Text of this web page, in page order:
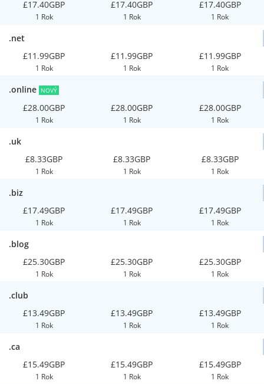
£17.40GBP
1 Rok
£17.40GBP
1 Rok
£17.40GBP
1 Rok
.net
£11.99GBP
1 Rok
£11.99GBP
1 Rok
£11.99GBP
1 Rok
.online NOVÝ
£28.00GBP
1 Rok
£28.00GBP
1 Rok
£28.00GBP
1 Rok
.uk
£8.33GBP
1 Rok
£8.33GBP
1 Rok
£8.33GBP
1 Rok
.biz
£17.49GBP
1 Rok
£17.49GBP
1 Rok
£17.49GBP
1 Rok
.blog
£25.30GBP
1 Rok
£25.30GBP
1 Rok
£25.30GBP
1 Rok
.club
£13.49GBP
1 Rok
£13.49GBP
1 Rok
£13.49GBP
1 Rok
.ca
£15.49GBP
1 Rok
£15.49GBP
1 Rok
£15.49GBP
1 Rok